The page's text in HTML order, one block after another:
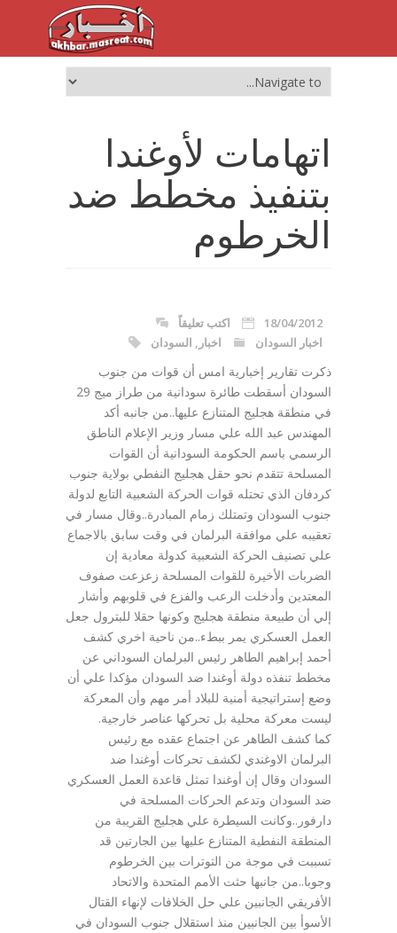
اتهامات لأوغندا
بتنفيذ مخطط ضد
الخرطوم
18/04/2012
اكتب تعليقاً
اخبار السودان
اخبار , السودان
ذكرت تقارير إخبارية امس أن قوات من جنوب
السودان أسقطت طائرة سودانية من طراز ميج 29
في منطقة هجليج المتنازع عليها..من جانبه أكد
المهندس عبد الله علي مسار وزير الإعلام الناطق
الرسمي باسم الحكومة السودانية أن القوات
المسلحة تتقدم نحو حقل هجليج النفطي بولاية جنوب
كردفان الذي تحتله قوات الحركة الشعبية التابع لدولة
جنوب السودان وتمتلك زمام المبادرة..وقال مسار في
تعقيبه علي موافقة البرلمان في وقت سابق بالاجماع
علي تصنيف الحركة الشعبية كدولة معادية إن
الضربات الأخيرة للقوات المسلحة زعزعت صفوف
المعتدين وأدخلت الرعب والفزع في قلوبهم وأشار
إلي أن طبيعة منطقة هجليج وكونها حقلا للبترول جعل
العمل العسكري يمر ببطء..من ناحية اخري كشف
أحمد إبراهيم الطاهر رئيس البرلمان السوداني عن
مخطط تنفذه دولة أوغندا ضد السودان مؤكدا علي أن
وضع إستراتيجية أمنية للبلاد أمر مهم وأن المعركة
ليست معركة محلية بل تحركها عناصر خارجية.
كما كشف الطاهر عن اجتماع عقده مع رئيس
البرلمان الاوغندي لكشف تحركات أوغندا ضد
السودان وقال إن أوغندا تمثل قاعدة العمل العسكري
ضد السودان وتدعم الحركات المسلحة في
دارفور..وكانت السيطرة علي هجليج القريبة من
المنطقة النفطية المتنازع عليها بين الجارتين قد
تسببت في موجة من التوترات بين الخرطوم
وجوبا..من جانبها حثت الأمم المتحدة والاتحاد
الأفريقي الجانبين علي حل الخلافات لإنهاء القتال
الأسوأ بين الجانبين منذ استقلال جنوب السودان في